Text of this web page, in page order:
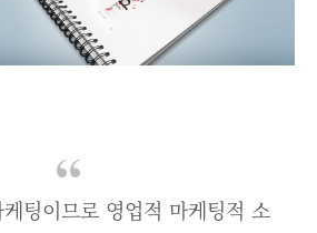
팅이므로 영업적 마케팅적 소